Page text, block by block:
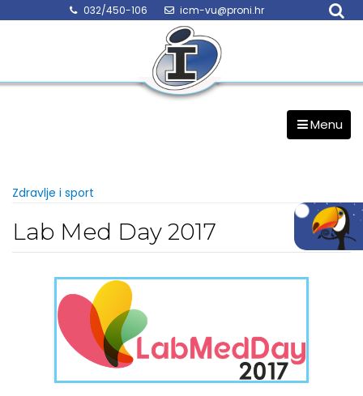
032/450-106 icm-vu@proni.hr
Menu
Zdravlje i sport
Lab Med Day 2017